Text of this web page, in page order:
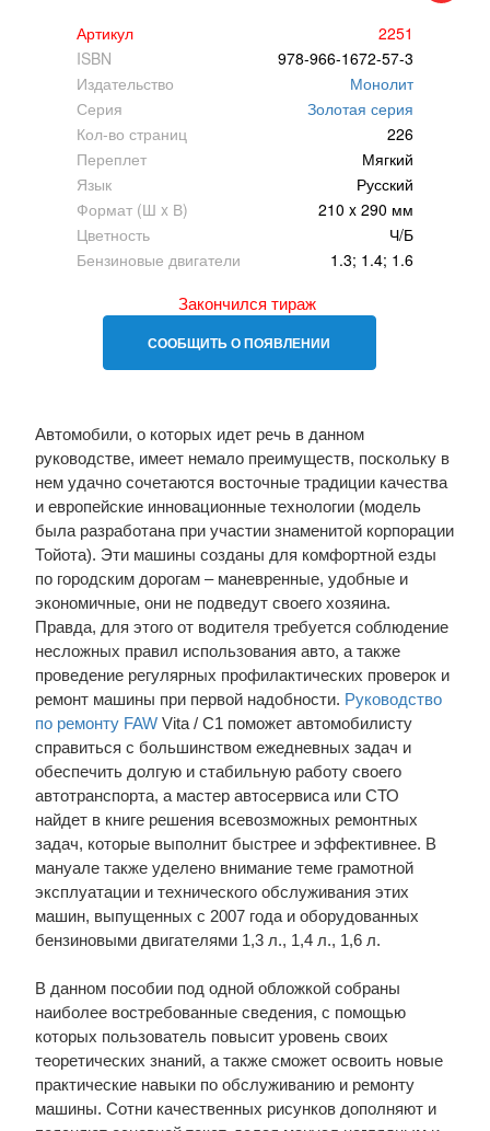
Артикул
2251
ISBN
978-966-1672-57-3
Издательство
Монолит
Серия
Золотая серия
Кол-во страниц
226
Переплет
Мягкий
Язык
Русский
Формат (Ш x В)
210 x 290 мм
Цветность
Ч/Б
Бензиновые двигатели
1.3; 1.4; 1.6
Закончился тираж
СООБЩИТЬ О ПОЯВЛЕНИИ
Автомобили, о которых идет речь в данном
руководстве, имеет немало преимуществ, поскольку в
нем удачно сочетаются восточные традиции качества
и европейские инновационные технологии (модель
была разработана при участии знаменитой корпорации
Тойота). Эти машины созданы для комфортной езды
по городским дорогам – маневренные, удобные и
экономичные, они не подведут своего хозяина.
Правда, для этого от водителя требуется соблюдение
несложных правил использования авто, а также
проведение регулярных профилактических проверок и
ремонт машины при первой надобности. Руководство
по ремонту FAWVita / C1 поможет автомобилисту
справиться с большинством ежедневных задач и
обеспечить долгую и стабильную работу своего
автотранспорта, а мастер автосервиса или СТО
найдет в книге решения всевозможных ремонтных
задач, которые выполнит быстрее и эффективнее. В
мануале также уделено внимание теме грамотной
эксплуатации и технического обслуживания этих
машин, выпущенных с 2007 года и оборудованных
бензиновыми двигателями 1,3 л., 1,4 л., 1,6 л.
В данном пособии под одной обложкой собраны
наиболее востребованные сведения, с помощью
которых пользователь повысит уровень своих
теоретических знаний, а также сможет освоить новые
практические навыки по обслуживанию и ремонту
машины. Сотни качественных рисунков дополняют и